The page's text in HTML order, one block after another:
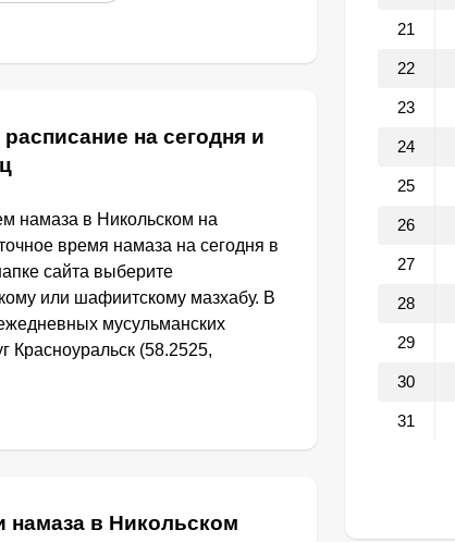
на сегодня и
намаза в Никольском на
время намаза на сегодня в
сайта выберите
или шафиитскому мазхабу. В
мусульманских
Красноуральск (58.2525,
намаза в Никольском
21
22
23
24
25
26
27
28
29
30
31